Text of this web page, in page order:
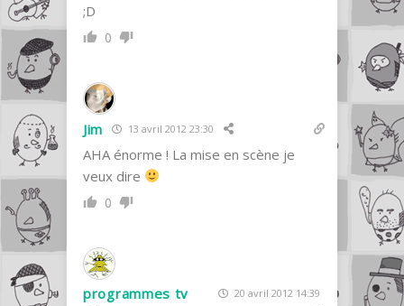
;D
0
Jim 13 avril 2012 23:30
AHA énorme ! La mise en scène je
veux dire
0
programmes tv 20 avril 2012 14:39